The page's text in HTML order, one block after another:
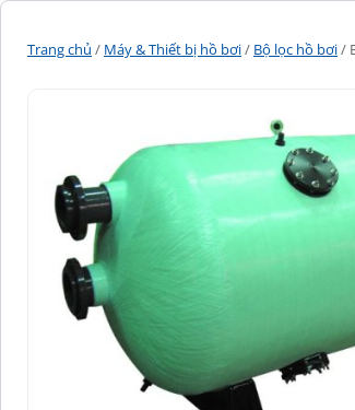
Trang chủ / Máy & Thiết bị hồ bơi/ Bộ lọc hồ bơi/